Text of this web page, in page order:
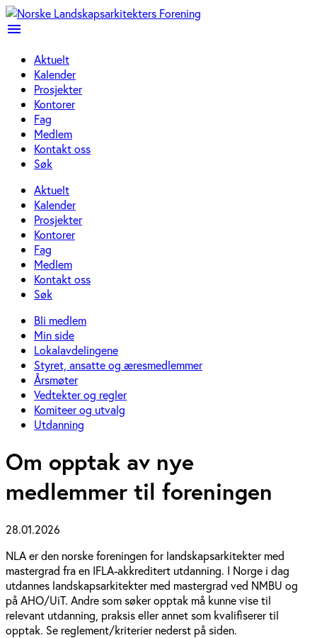
menu
Aktuelt
Kalender
Prosjekter
Kontorer
Fag
Medlem
Kontakt oss
Søk
Aktuelt
Kalender
Prosjekter
Kontorer
Fag
Medlem
Kontakt oss
Søk
Bli medlem
Min side
Lokalavdelingene
Styret, ansatte og æresmedlemmer
Årsmøter
Vedtekter og regler
Komiteer og utvalg
Utdanning
Om opptak av nye
medlemmer til foreningen
28.01.2026
NLA er den norske foreningen for landskapsarkitekter med
mastergrad fra en IFLA-akkreditert utdanning. I Norge i dag
utdannes landskapsarkitekter med mastergrad ved NMBU og
på AHO/UiT. Andre som søker opptak må kunne vise til
relevant utdanning, praksis eller annet som kvalifiserer til
opptak. Se reglement/kriterier nederst på siden.